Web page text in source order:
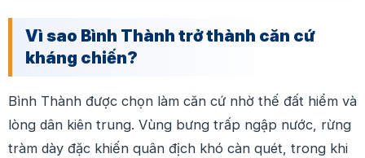
Vì sao Bình Thành trở thành căn cứ
kháng chiến?
Bình Thành được chọn làm căn cứ nhờ thế đất hiểm và
lòng dân kiên trung. Vùng bưng trấp ngập nước, rừng
tràm dày đặc khiến quân địch khó càn quét, trong khi